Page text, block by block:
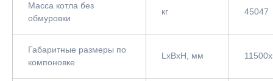
Масса котла без
обмуровки
кг 45047
Габаритные размеры по
компоновке
LxBxH, мм